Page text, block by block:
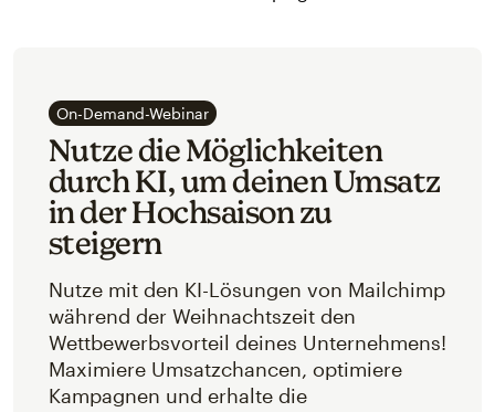
On-Demand-Webinar
Nutze die Möglichkeiten
durch KI, um deinen Umsatz
in der Hochsaison zu
steigern
Nutze mit den KI-Lösungen von Mailchimp
während der Weihnachtszeit den
Wettbewerbsvorteil deines Unternehmens!
Maximiere Umsatzchancen, optimiere
Kampagnen und erhalte die